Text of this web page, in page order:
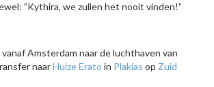
”Kythira, we zullen het nooit vinden!”
Amsterdam naar de luchthaven van
naarHuize Erato in Plakias op Zuid